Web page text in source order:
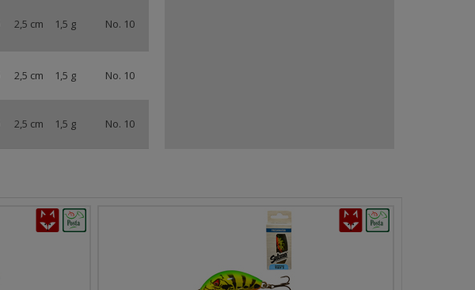
2,5 cm 1,5 g No. 10
2,5 cm 1,5 g No. 10
2,5 cm 1,5 g No. 10